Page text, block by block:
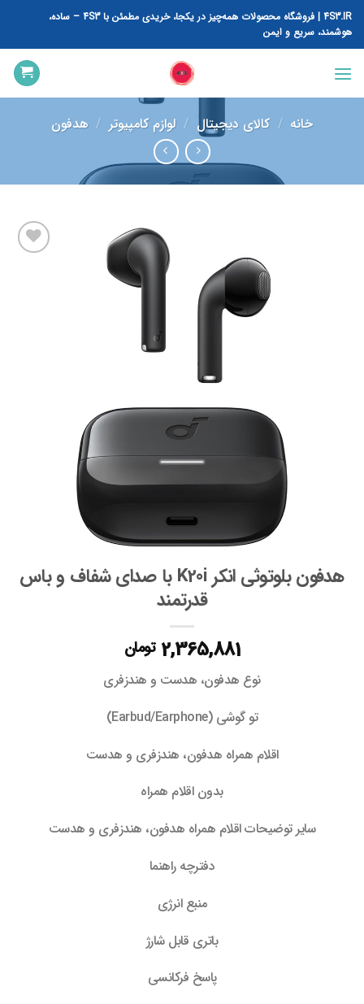
پرش
محتوا
4S3.IR | فروشگاه محصولات همه‌چیز در یکجا، خریدی مطمئن با 4S3 – ساده،
هوشمند، سریع و ایمن
خانه / کالای دیجیتال / لوازم کامپیوتر / هدفون
هدفون بلوتوثی انکر K20i با صدای شفاف و باس
قدرتمند
2,365,881 تومان
نوع هدفون، هدست و هندزفری
تو گوشی (Earbud/Earphone)
اقلام همراه هدفون، هندزفری و هدست
بدون اقلام همراه
سایر توضیحات اقلام همراه هدفون، هندزفری و هدست
دفترچه راهنما
منبع انرژی
باتری قابل شارژ
پاسخ فرکانسی